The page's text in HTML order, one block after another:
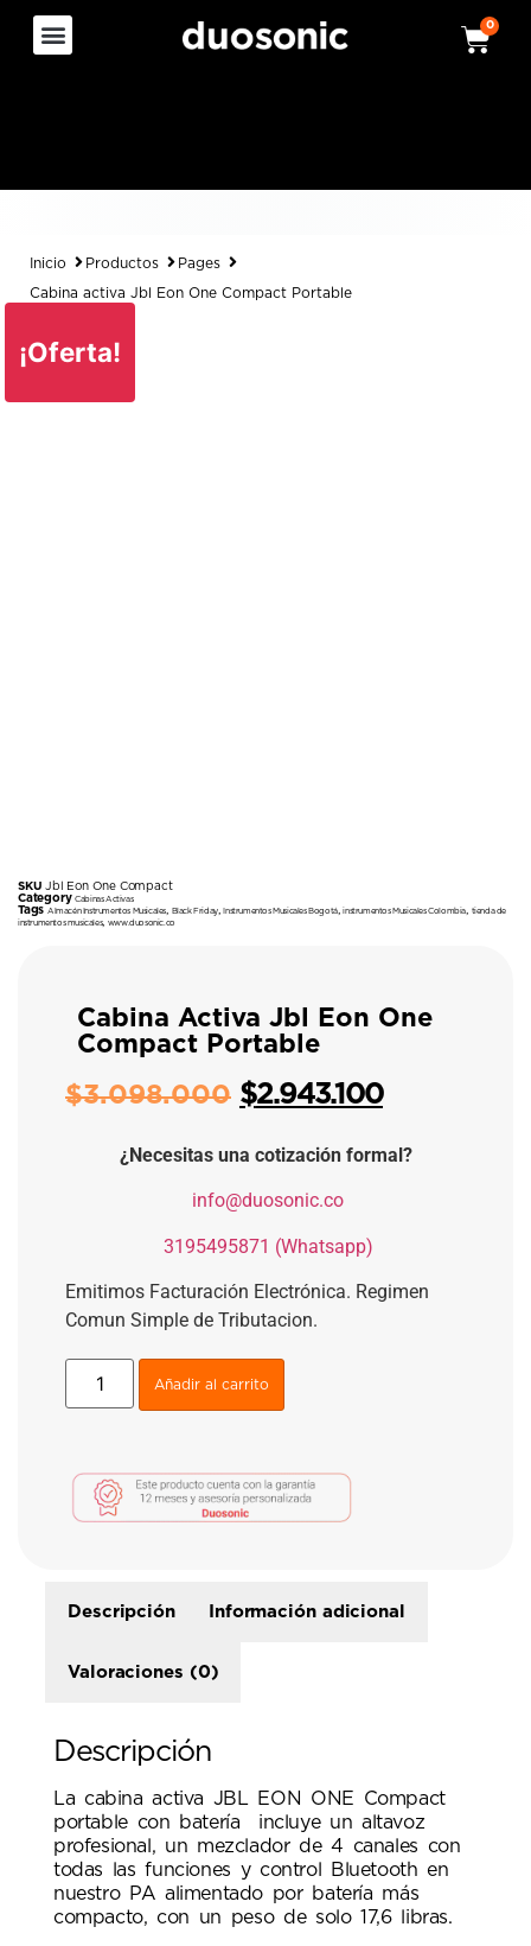
0
Inicio Productos Pages
Cabina activa Jbl Eon One Compact Portable
¡Oferta!
SKUJbl Eon One Compact
Category Cabinas Activas
Tags Almacén Instrumentos Musicales Black Friday,Instrumentos Musicales Bogotá,instrumentos Musicales Colombia
tienda de
instrumentos musicales, www.duosonic.co
Cabina Activa Jbl Eon One
Compact Portable
$3.098.000 $2.943.100
¿Necesitas una cotización formal?
info@duosonic.co
3195495871 (Whatsapp)
Emitimos Facturación Electrónica. Regimen
Comun Simple de Tributacion.
Añadir al carrito
Descripción Información adicional
Valoraciones (0)
Descripción
La cabina activa JBL EON ONE Compact
portable con batería incluye un altavoz
profesional, un mezclador de 4 canales con
todas las funciones y control Bluetooth en
nuestro PA alimentado por batería más
compacto, con un peso de solo 17,6 libras.